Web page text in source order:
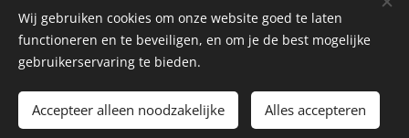
© 2023-25 Alle rechten voorbehouden
aan Tai Ji Mechelen Cookies
Wij gebruiken cookies om onze website goed te laten
functioneren en te beveiligen, en om je de best mogelijke
gebruikerservaring te bieden.
Accepteer alleen noodzakelijke Alles accepteren